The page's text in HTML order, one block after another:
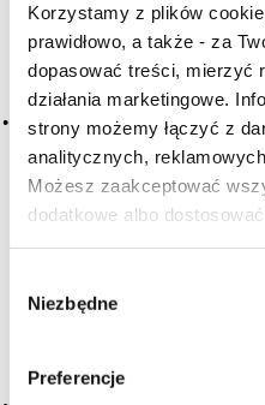
Korzystamy z plików
prawidłowo, a także - za
dopasować treści, mierzyć
działania marketingowe.
strony możemy łączyć z
analitycznych,
Możesz zaakceptować
dodatkowe albo
zgody
Niezbędne
Preferencje
Czy masz
A B C-Ć D E F
H I J K L-Ł M N
O-Ó P Q R S-Ś
U V W X-Y
Z-Ź-Ż
Cały czas pracujemy
Państwu szczególny